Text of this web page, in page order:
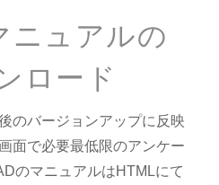
ニュアルの
ロード
のバージョンアップに反映
面で必要最低限のアンケー
のマニュアルはHTMLにて